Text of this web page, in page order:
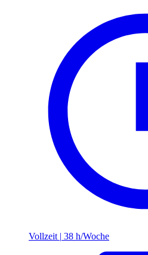
Vollzeit | 38 h/Woche